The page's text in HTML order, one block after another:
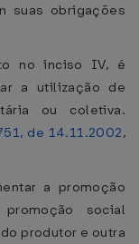
suas obrigações
no inciso IV, é
a utilização de
ou coletiva.
de 14.11.2002,
a promoção
social
produtor e outra